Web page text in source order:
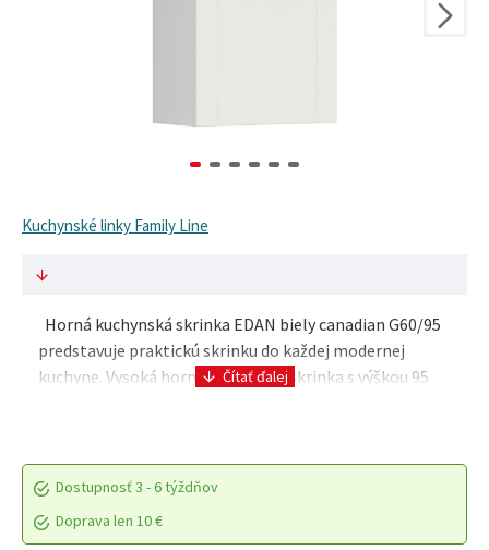
Kuchynské linky Family Line
Horná kuchynská skrinka EDAN biely canadian G60/95
predstavuje praktickú skrinku do každej modernej
kuchyne. Vysoká horná kuchynská skrinka s výškou 95
Dostupnosť3 - 6 týždňov
Doprava len 10 €